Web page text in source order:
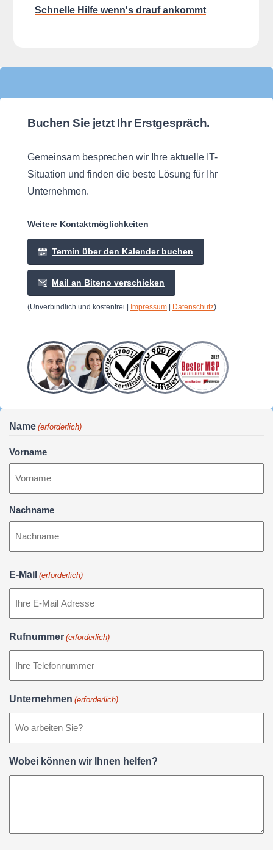
Schnelle Hilfe wenn's drauf ankommt
Buchen Sie jetzt Ihr Erstgespräch.
Gemeinsam besprechen wir Ihre aktuelle IT-
Situation und finden die beste Lösung für Ihr
Unternehmen.
Weitere Kontaktmöglichkeiten
Termin über den Kalender buchen
Mail an Biteno verschicken
(Unverbindlich und kostenfrei | Impressum Datenschutz)
Name (erforderlich)
Vorname
Nachname
E-Mail (erforderlich)
Rufnummer (erforderlich)
Unternehmen (erforderlich)
Wobei können wir Ihnen helfen?